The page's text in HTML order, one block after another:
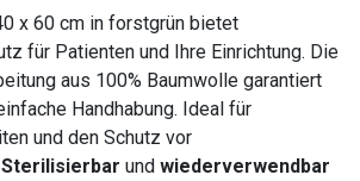
x 60 cm in forstgrün bietet
für Patienten und Ihre Einrichtung. Die
aus 100% Baumwolle garantiert
Handhabung. Ideal für
und den Schutz vor
Sterilisierbar undwiederverwendbar